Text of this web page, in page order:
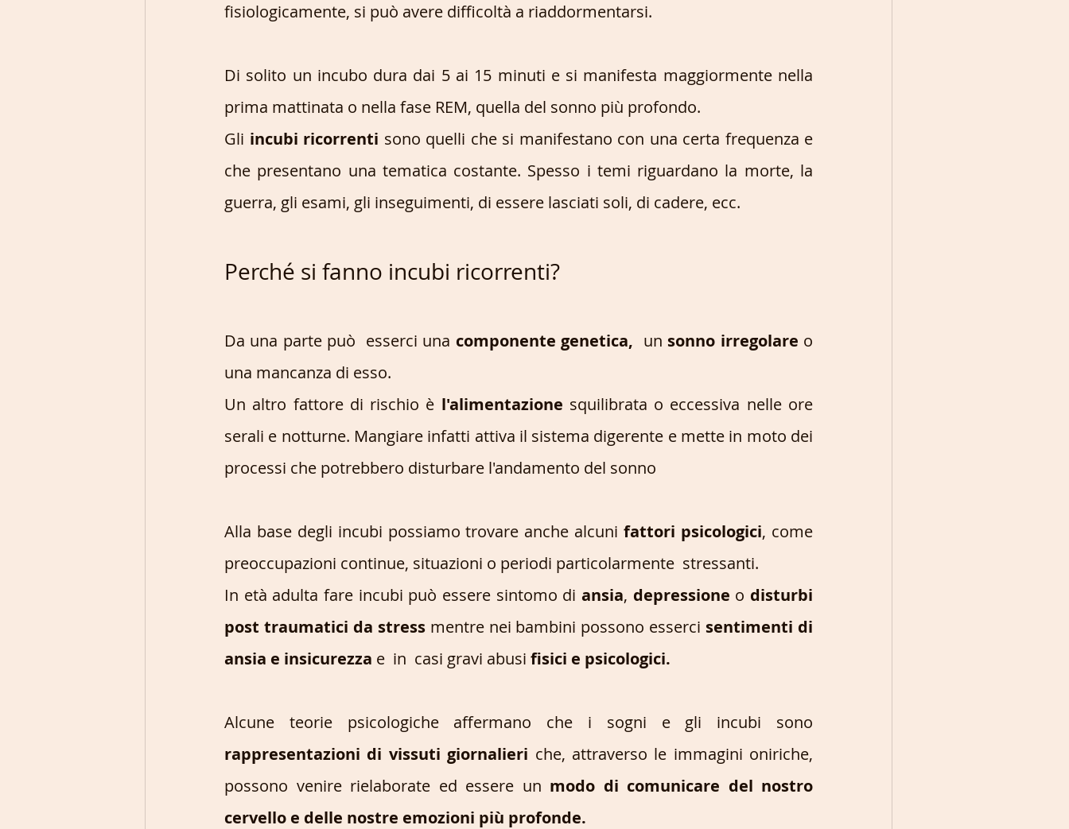
fisiologicamente, si può avere difficoltà a riaddormentarsi.
Di solito un incubo dura dai 5 ai 15 minuti e si manifesta maggiormente nella
prima mattinata o nella fase REM, quella del sonno più profondo.
Gli incubi ricorrenti sono quelli che si manifestano con una certa frequenza e
che presentano una tematica costante. Spesso i temi riguardano la morte, la
guerra, gli esami, gli inseguimenti, di essere lasciati soli, di cadere, ecc.
Perché si fanno incubi ricorrenti?
Da una parte può  esserci una componente genetica,
  un
sonno irregolare o
una mancanza di esso.
Un altro fattore di rischio è l'alimentazione squilibrata o eccessiva nelle ore
serali e notturne. Mangiare infatti attiva il sistema digerente e mette in moto dei
processi che potrebbero disturbare l'andamento del sonno
Alla base degli incubi possiamo trovare anche alcuni fattori psicologici, come
preoccupazioni continue, situazioni o periodi particolarmente  stressanti.
In età adulta fare incubi può essere sintomo di ansia, depressione o disturbi
post traumatici da stress mentre nei bambini possono esserci sentimenti di
ansia e insicurezza e  in  casi gravi abusi fisici e psicologici.
rappresentazioni di vissuti giornalieri che, attraverso le immagini oniriche,
possono venire rielaborate ed essere un modo di comunicare del nostro
cervello e delle nostre emozioni più profonde.